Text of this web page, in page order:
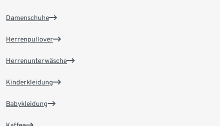
Damenschuhe
Herrenpullover
Herrenunterwäsche
Kinderkleidung
Babykleidung